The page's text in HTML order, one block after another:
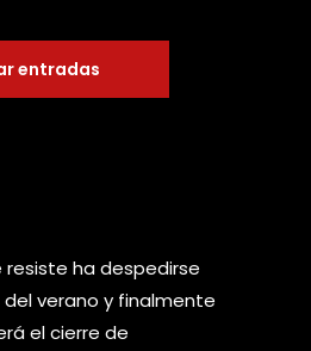
entradas
resiste ha despedirse
verano y finalmente
el cierre de